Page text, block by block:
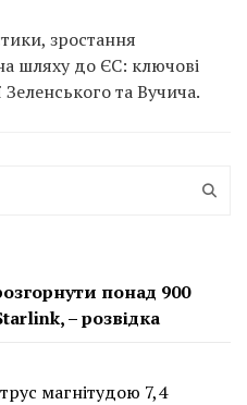
зростання
шляху до ЄС: ключові
та Вучича.
понад 900
– розвідка
магнітудою 7,4